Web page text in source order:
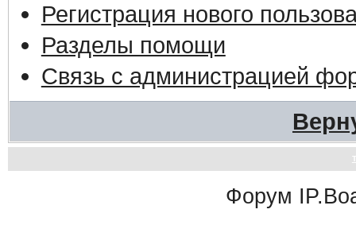
Регистрация нового
Разделы помощи
Связь с администрацией
Форум